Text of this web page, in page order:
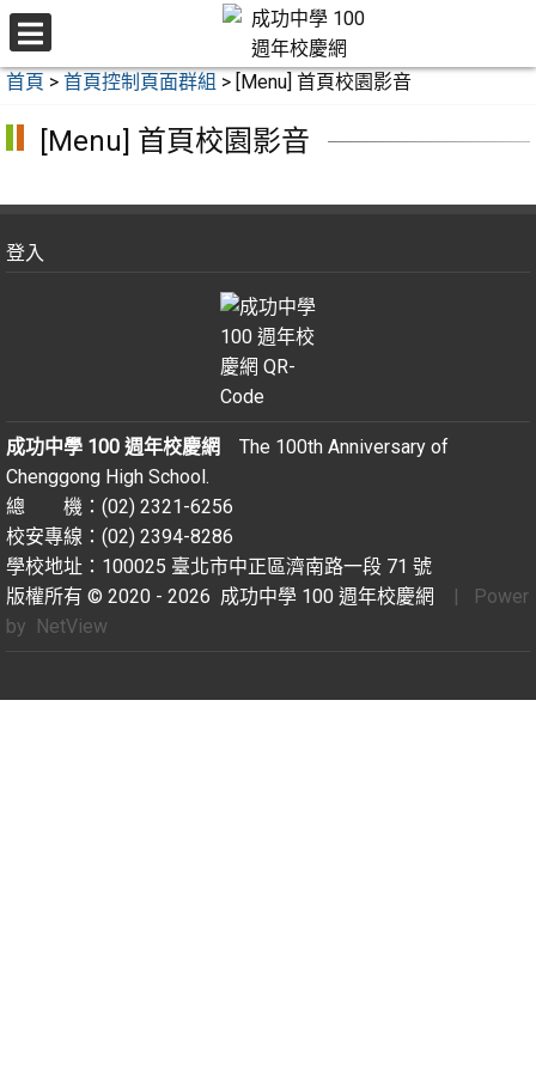
跳
至
主首頁 > 首頁控制頁面群組 > [Menu] 首頁校園影音
[Menu] 首頁校園影音
登入
成功中學 100 週年校慶網
The 100th Anniversary of
Chenggong High School.
總 機：(02) 2321-6256
校安專線：(02) 2394-8286
學校地址：100025 臺北市中正區濟南路一段 71 號
版權所有 © 2020 - 2026 成功中學 100 週年校慶網
| Power
by NetView
選
單